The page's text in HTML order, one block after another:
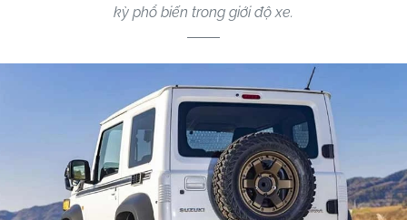
kỳ phổ biến trong giới độ xe.